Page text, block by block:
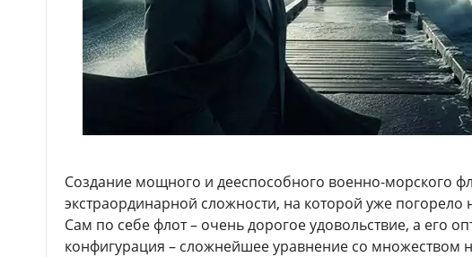
Создание мощного и дееспособного военно-морского
экстраординарной сложности, на которой уже погорело
Сам по себе флот – очень дорогое удовольствие, а его
конфигурация – сложнейшее уравнение со множеством